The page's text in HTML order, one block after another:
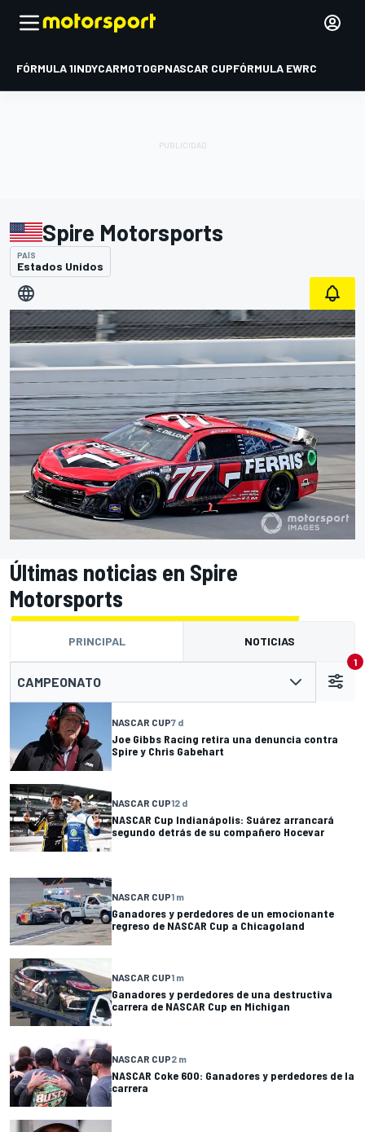
FÓRMULA 1INDYCARMOTOGPNASCAR CUPFÓRMULA EWRC
Spire Motorsports
PAÍS
Estados Unidos
Últimas noticias en Spire
Motorsports
PRINCIPAL NOTICIAS
CAMPEONATO
1
NASCAR CUP7 d
Joe Gibbs Racing retira una denuncia contra
Spire y Chris Gabehart
NASCAR CUP12 d
NASCAR Cup Indianápolis: Suárez arrancará
segundo detrás de su compañero Hocevar
NASCAR CUP1 m
Ganadores y perdedores de un emocionante
regreso de NASCAR Cup a Chicagoland
NASCAR CUP1 m
Ganadores y perdedores de una destructiva
carrera de NASCAR Cup en Michigan
NASCAR CUP2 m
NASCAR Coke 600: Ganadores y perdedores de la
carrera